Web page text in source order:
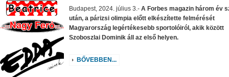
Budapest, 2024. július 3.- A Forbes magazin három év
után, a párizsi olimpia előtt elkészítette felmérését
Magyarország legértékesebb sportolóiról, akik között
Szoboszlai Dominik áll az első helyen.
BŐVEBBEN...